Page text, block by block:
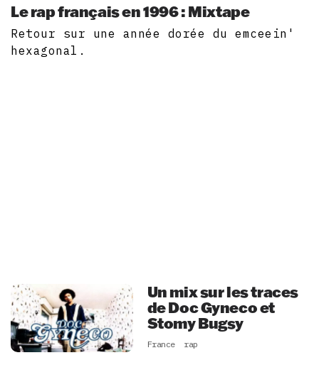
Le rap français en 1996 : Mixtape
Retour sur une année dorée du emceein'
hexagonal.
Un mix sur les traces
de Doc Gyneco et
Stomy Bugsy
France rap